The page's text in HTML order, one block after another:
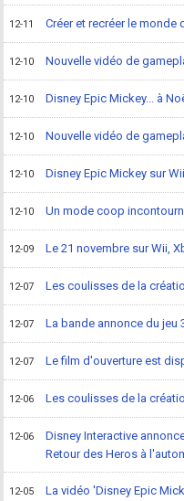
12-11 Créer et recréer le monde
12-10 Nouvelle vidéo de
12-10 Disney Epic Mickey... à
12-10 Nouvelle vidéo de
12-10 Disney Epic Mickey sur
12-10 Un mode coop
12-09 Le 21 novembre sur Wii,
12-07 Les coulisses de la
12-07 La bande annonce du jeu
12-07 Le film d'ouverture est
12-06 Les coulisses de la
12-06
Disney Interactive
Retour des Heros à
12-05 La vidéo 'Disney Epic